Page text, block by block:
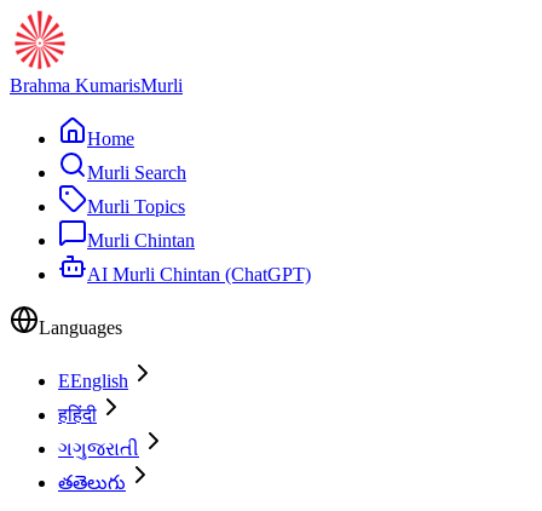
Brahma KumarisMurli
Home
Murli Search
Murli Topics
Murli Chintan
AI Murli Chintan (ChatGPT)
Languages
EEnglish
हहिंदी
ગગુજરાતી
తతెలుగు